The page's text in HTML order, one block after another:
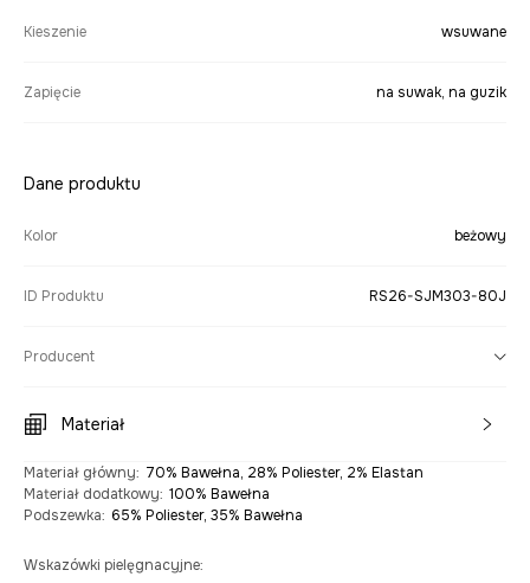
Kieszenie wsuwane
Zapięcie na suwak, na guzik
Dane produktu
Kolor beżowy
ID Produktu RS26-SJM303-80J
Producent
Materiał
Materiał główny: 70% Bawełna, 28% Poliester, 2% Elastan
Materiał dodatkowy: 100% Bawełna
Podszewka: 65% Poliester, 35% Bawełna
Wskazówki pielęgnacyjne: